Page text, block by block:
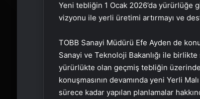
Yeni tebliğin 1 Ocak 2026’da
vizyonu ile yerli üretimi artırmayı ve
TOBB Sanayi Müdürü Efe Ayden de
Sanayi ve Teknoloji Bakanlığı ile
yürürlükte olan geçmiş tebliğin üzerinde
konuşmasının devamında yeni Yerli
sürece kadar yapılan planlamalar